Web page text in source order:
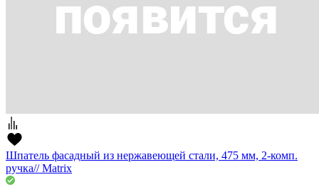
Шпатель фасадный из нержавеющей стали, 475 мм, 2-комп.
ручка// Matrix